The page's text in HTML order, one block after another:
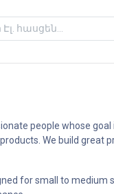
people whose
We build great
for small to medium